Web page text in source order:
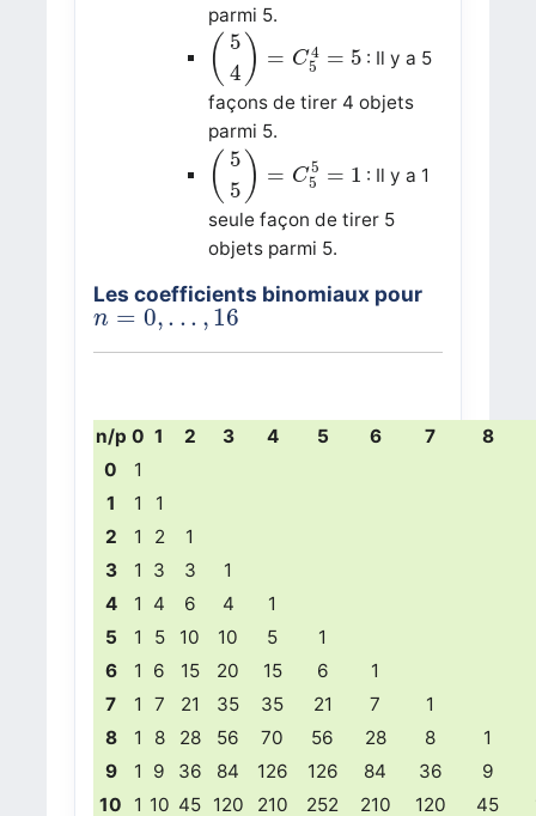
parmi 5.
( 5
4 ) = C4
5 = 5
(54)=C
: Il y a 5
façons de tirer 4 objets
parmi 5.
( 5
5 ) = C5
5
= 1
(55)=C
: Il y a 1
seule façon de tirer 5
objets parmi 5.
Les coefficients binomiaux pour
n = 0, . . . , 16
n=0,...,16
n/p 0 1 2 3 4 5 6 7
8
0
1
1
1
1
2
1 2
1
3
1 3 3
1
4
1 4 6 4
1
5
1 5 10 10 5
1
6
1 6 15 20 15 6
1
7
1 7 21 35 35 21 7
1
8
1 8 28 56 70 56 28 8
1
9
1 9 36 84 126 126 84 36
9
10
1 10 45 120 210 252 210 120 45